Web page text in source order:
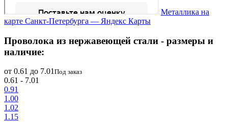
Металлика на
карте Санкт-Петербурга — Яндекс Карты
Проволока из нержавеющей стали - размеры и
наличие:
от 0.61 до 7.01Под заказ
0.61 - 7.01
0.91
1.00
1.02
1.15